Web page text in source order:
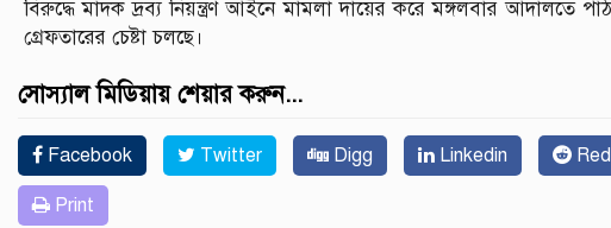
বিরুদ্ধে মাদক দ্রব্য নিয়ন্ত্রণ আইনে মামলা দায়ের করে মঙ্গলবার
গ্রেফতারের চেষ্টা চলছে।
সোস্যাল মিডিয়ায় শেয়ার করুন...
Facebook Twitter Digg Linkedin
Print